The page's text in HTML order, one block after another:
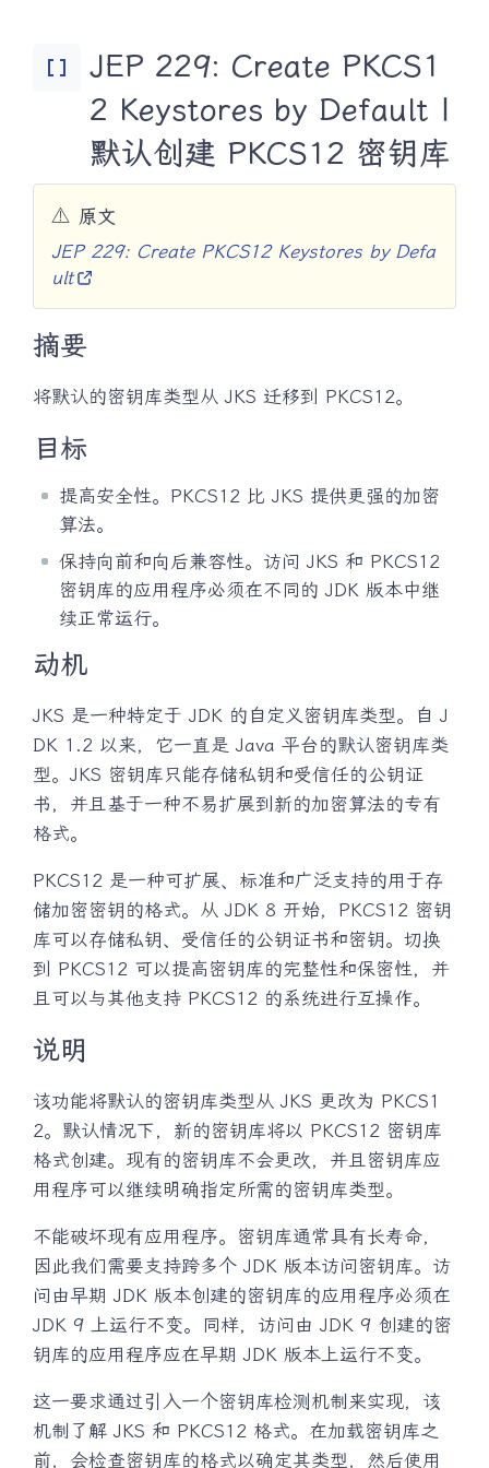
Data_Array
JEP 229: Create PKCS1
2 Keystores by Default |
默认创建 PKCS12 密钥库
⚠️ 原文
JEP 229: Create PKCS12 Keystores by Defa
ult
摘要
将默认的密钥库类型从 JKS 迁移到 PKCS12。
目标
提高安全性。PKCS12 比 JKS 提供更强的加密
算法。
保持向前和向后兼容性。访问 JKS 和 PKCS12
密钥库的应用程序必须在不同的 JDK 版本中继
续正常运行。
动机
JKS 是一种特定于 JDK 的自定义密钥库类型。自 J
DK 1.2 以来，它一直是 Java 平台的默认密钥库类
型。JKS 密钥库只能存储私钥和受信任的公钥证
书，并且基于一种不易扩展到新的加密算法的专有
格式。
PKCS12 是一种可扩展、标准和广泛支持的用于存
储加密密钥的格式。从 JDK 8 开始，PKCS12 密钥
库可以存储私钥、受信任的公钥证书和密钥。切换
到 PKCS12 可以提高密钥库的完整性和保密性，并
且可以与其他支持 PKCS12 的系统进行互操作。
说明
该功能将默认的密钥库类型从 JKS 更改为 PKCS1
2。默认情况下，新的密钥库将以 PKCS12 密钥库
格式创建。现有的密钥库不会更改，并且密钥库应
用程序可以继续明确指定所需的密钥库类型。
不能破坏现有应用程序。密钥库通常具有长寿命，
因此我们需要支持跨多个 JDK 版本访问密钥库。访
问由早期 JDK 版本创建的密钥库的应用程序必须在
JDK 9 上运行不变。同样，访问由 JDK 9 创建的密
钥库的应用程序应在早期 JDK 版本上运行不变。
这一要求通过引入一个密钥库检测机制来实现，该
机制了解 JKS 和 PKCS12 格式。在加载密钥库之
前，会检查密钥库的格式以确定其类型，然后使用